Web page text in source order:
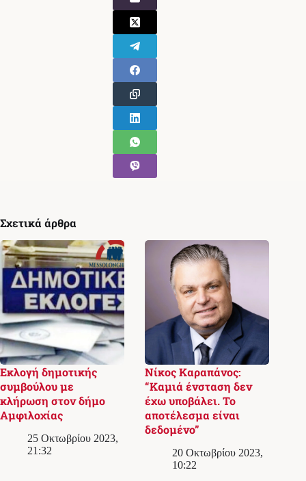
Σχετικά άρθρα
Εκλογή δημοτικής
συμβούλου με
κλήρωση στον δήμο
Αμφιλοχίας
25 Οκτωβρίου 2023,
21:32
Νίκος Καραπάνος:
“Καμιά ένσταση δεν
έχω υποβάλει. Το
αποτέλεσμα είναι
δεδομένο”
20 Οκτωβρίου 2023,
10:22